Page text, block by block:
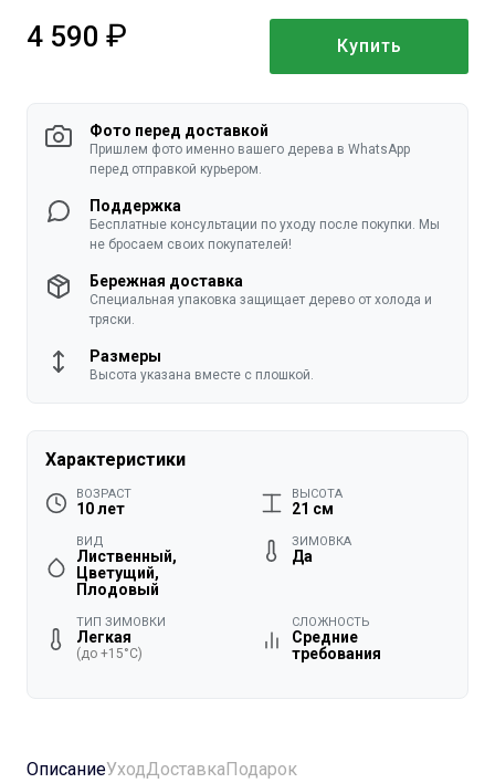
4 590 Купить
Фото перед доставкой
Пришлем фото именно вашего дерева в WhatsApp
перед отправкой курьером.
Поддержка
Бесплатные консультации по уходу после покупки. Мы
не бросаем своих покупателей!
Бережная доставка
Специальная упаковка защищает дерево от холода и
тряски.
Размеры
Высота указана вместе с плошкой.
Характеристики
ВОЗРАСТ
10 лет
ВЫСОТА
21 см
ВИД
Лиственный,
Цветущий,
Плодовый
ЗИМОВКА
Да
ТИП ЗИМОВКИ
Легкая
(до +15°C)
СЛОЖНОСТЬ
Средние
требования
ОписаниеУходДоставкаПодарок